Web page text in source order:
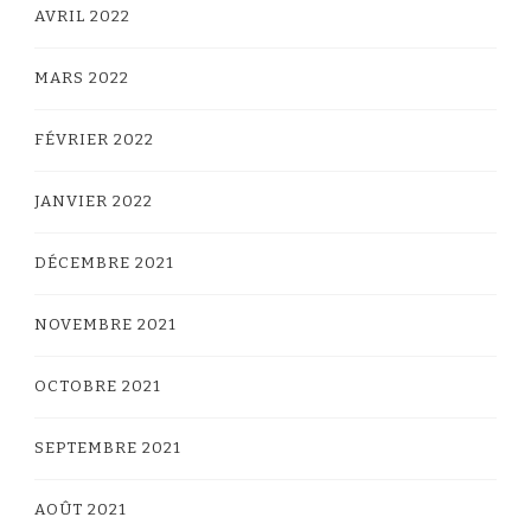
AVRIL 2022
MARS 2022
FÉVRIER 2022
JANVIER 2022
DÉCEMBRE 2021
NOVEMBRE 2021
OCTOBRE 2021
SEPTEMBRE 2021
AOÛT 2021